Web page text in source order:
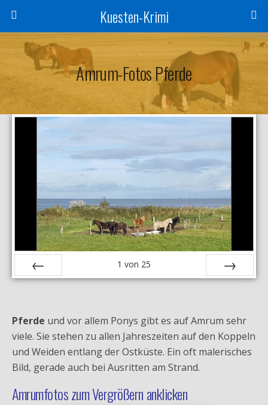
Kuesten-Krimi
Amrum-Fotos Pferde
Zurück
1 von 25
Vor
Pferde und vor allem Ponys gibt es auf Amrum sehr
viele. Sie stehen zu allen Jahreszeiten auf den Koppeln
und Weiden entlang der Ostküste. Ein oft malerisches
Bild, gerade auch bei Ausritten am Strand.
Amrumfotos zum Vergrößern anklicken